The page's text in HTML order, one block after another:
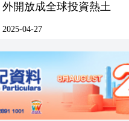
外開放成全球投資熱土
2025-04-27